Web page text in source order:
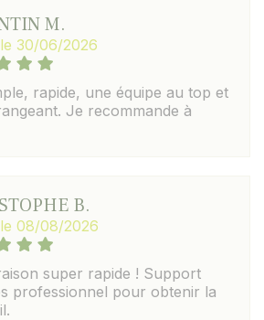
M.
30/06/2026
rapide, une équipe au top et
Je recommande à
B.
08/08/2026
super rapide ! Support
professionnel pour obtenir la